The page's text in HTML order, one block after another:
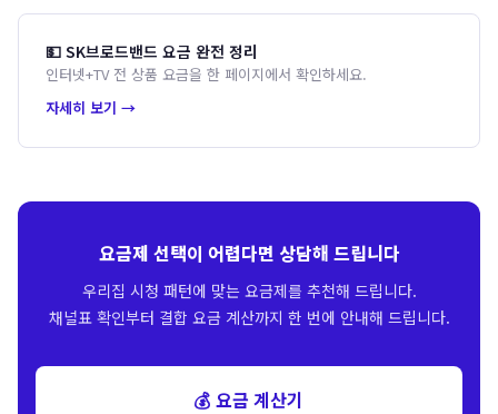
💵 SK브로드밴드 요금 완전 정리
인터넷+TV 전 상품 요금을 한 페이지에서 확인하세요.
자세히 보기 →
요금제 선택이 어렵다면 상담해 드립니다
우리집 시청 패턴에 맞는 요금제를 추천해 드립니다.
채널표 확인부터 결합 요금 계산까지 한 번에 안내해 드립니다.
💰 요금 계산기